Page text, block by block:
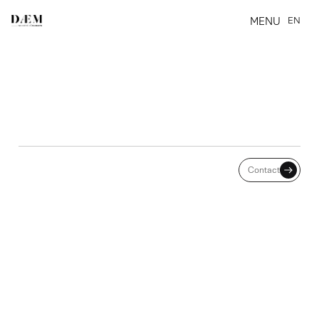
MENU
EN
INAPTITUDE CONSTATÉE
PENDANT LA SUSPENSION
Contact